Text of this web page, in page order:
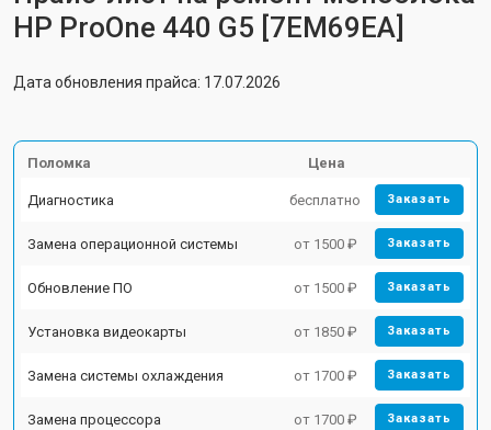
HP ProOne 440 G5 [7EM69EA]
Дата обновления прайса: 17.07.2026
Поломка Цена
Диагностика бесплатно Заказать
Замена операционной системы от 1500 ₽ Заказать
Обновление ПО от 1500 ₽ Заказать
Установка видеокарты от 1850 ₽ Заказать
Замена системы охлаждения от 1700 ₽ Заказать
Замена процессора от 1700 ₽ Заказать